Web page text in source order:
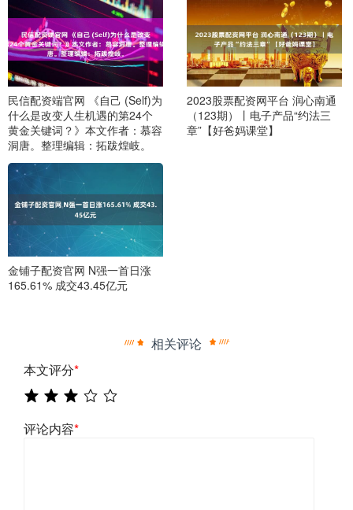
民信配资端官网 《自己 (Self)为
什么是改变人生机遇的第24个
黄金关键词？》本文作者：慕容
洞唐。整理编辑：拓跋煌岐。
2023股票配资网平台 润心南通
（123期）丨电子产品“约法三
章”【好爸妈课堂】
金铺子配资官网 N强一首日涨
165.61% 成交43.45亿元
相关评论
本文评分*
评论内容*